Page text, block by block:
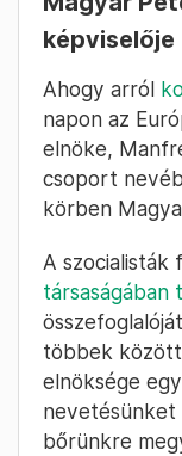
Ahogy arról
napon az
elnöke,
csoport
körben
A szocialisták
többek
elnöksége
nevetésünket
bőrünkre